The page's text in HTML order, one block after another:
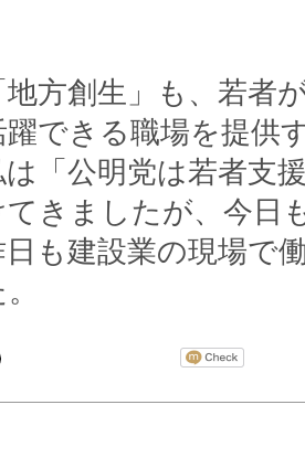
地方創生」も、若者
躍できる職場を提供
「公明党は若者支
てきましたが、今日
日も建設業の現場で